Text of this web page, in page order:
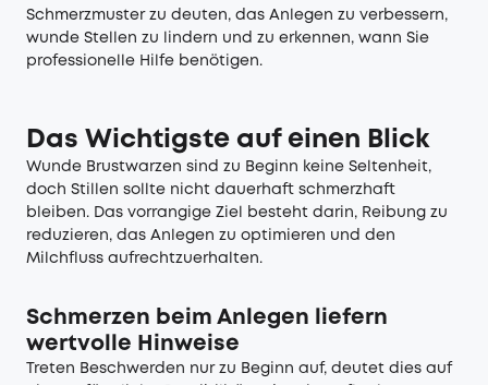
Schmerzmuster zu deuten, das Anlegen zu verbessern,
wunde Stellen zu lindern und zu erkennen, wann Sie
professionelle Hilfe benötigen.
Das Wichtigste auf einen Blick
Wunde Brustwarzen sind zu Beginn keine Seltenheit,
doch Stillen sollte nicht dauerhaft schmerzhaft
bleiben. Das vorrangige Ziel besteht darin, Reibung zu
reduzieren, das Anlegen zu optimieren und den
Milchfluss aufrechtzuerhalten.
Schmerzen beim Anlegen liefern
wertvolle Hinweise
Treten Beschwerden nur zu Beginn auf, deutet dies auf